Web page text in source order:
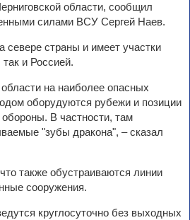
области, сообщил
силами ВСУ Сергей Наев.
севере страны и имеет участки
и Россией.
на наиболее опасных
оборудуются рубежи и позиции
В частности, там
"зубы дракона", – сказал
также обустраиваются линии
сооружения.
круглосуточно без выходных